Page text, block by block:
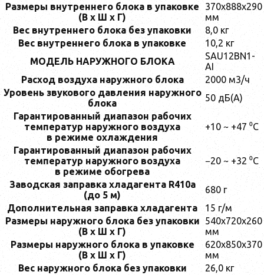
Размеры внутреннего блока в упаковке
(В х Ш х Г)
370x888x290
мм
Вес внутреннего блока без упаковки
8,0 кг
Вес внутреннего блока в упаковке
10,2 кг
МОДЕЛЬ НАРУЖНОГО БЛОКА
SAU12BN1-
AI
Расход воздуха наружного блока
2000 м3/ч
Уровень звукового давления наружного
блока
50 дБ(А)
Гарантированный диапазон рабочих
температур наружного воздуха
в режиме охлаждения
+10 ~ +47 ⁰С
Гарантированный диапазон рабочих
температур наружного воздуха
в режиме обогрева
−20 ~ +32 ⁰С
Заводская заправка хладагента R410a
(до 5 м)
680 г
Дополнительная заправка хладагента
15 г/м
Размеры наружного блока без упаковки
(В х Ш х Г)
540x720x260
мм
Размеры наружного блока в упаковке
(В х Ш х Г)
620x850x370
мм
Вес наружного блока без упаковки
26,0 кг